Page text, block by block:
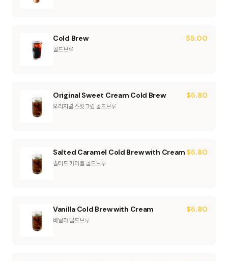
Cold Brew
콜드브루
$5.00
Original Sweet Cream Cold Brew
오리지널 스윗크림 콜드브루
$5.80
Salted Caramel Cold Brew with Cream
솔티드 카라멜 콜드브루
$5.80
Vanilla Cold Brew with Cream
바닐라 콜드브루
$5.80